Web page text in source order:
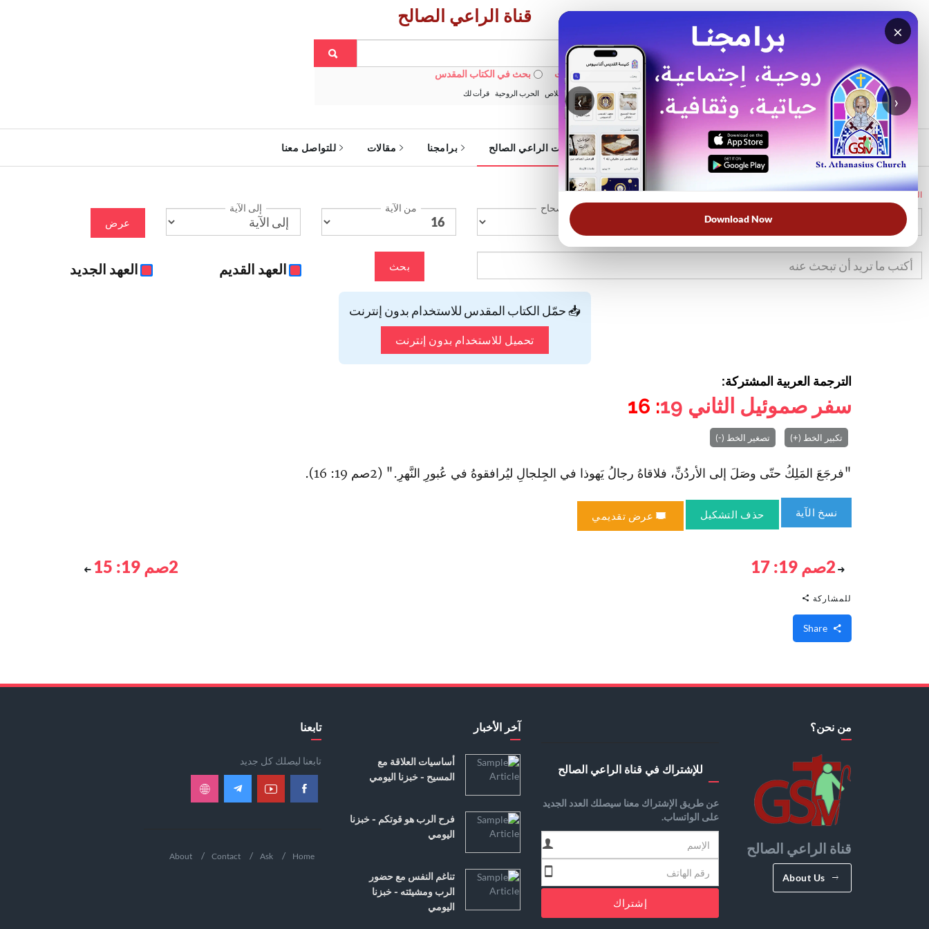
×
‹ ›
Download Now
قناة الراعي الصالح
بحث في الويبسايت بحث في الكتاب المقدس
الأكثر بحثًا: خبزنا اليومي الخلاص الحرب الروحية قرأت لك
الرئيسية خدمات الراعي الصالح برامجنا مقالات للتواصل معنا
الرئيسية
الإصحاح من الآية إلى الآية
عرض
بحث العهد القديم العهد الجديد
📥 حمّل الكتاب المقدس للاستخدام بدون إنترنت
تحميل للاستخدام بدون إنترنت
الترجمة العربية المشتركة:
سفر صموئيل الثاني 19
: 16
تكبير الخط (+) تصغير الخط (-)
"فرجَعَ المَلِكُ حتّى وصَلَ إلى الأردُنِّ، فلاقاهُ رجالُ يَهوذا في الجِلجالِ ليُرافقوهُ في عُبورِ النَّهرِ." (2صم 19: 16).
نسخ الآية حذف التشكيل عرض تقديمي
2صم 19: 17 2صم 19: 15
للمشاركة
من نحن؟
قناة الراعي الصالح
About Us
للإشتراك في قناة الراعي الصالح
عن طريق الإشتراك معنا سيصلك العدد الجديد
على الواتساب.
إشتراك
آخر الأخبار
أساسيات العلاقة مع
المسيح - خبزنا اليومي
فرح الرب هو قوتكم - خبزنا
اليومي
تناغم النفس مع حضور
الرب ومشيئته - خبزنا
اليومي
تابعنا
تابعنا ليصلك كل جديد
Home
Ask
Contact
About